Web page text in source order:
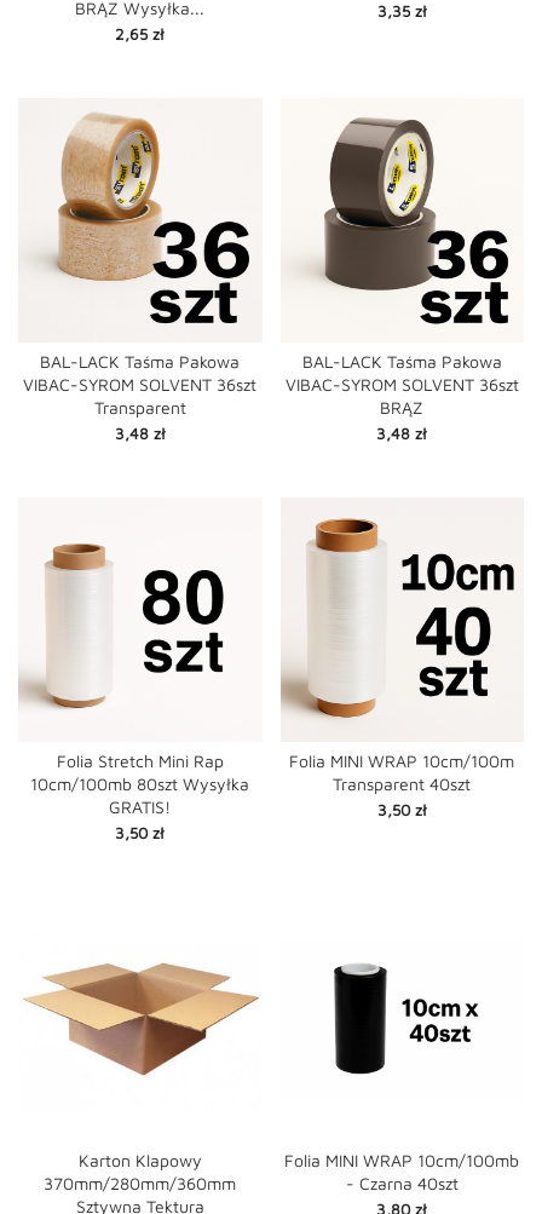
BRĄZ Wysyłka...
Cena
2,65 zł
Cena
3,35 zł
BAL-LACK Taśma Pakowa
VIBAC-SYROM SOLVENT 36szt
Transparent
Cena
3,48 zł
BAL-LACK Taśma Pakowa
VIBAC-SYROM SOLVENT 36szt
BRĄZ
Cena
3,48 zł
Folia Stretch Mini Rap
10cm/100mb 80szt Wysyłka
GRATIS!
Cena
3,50 zł
Folia MINI WRAP 10cm/100m
Transparent 40szt
Cena
3,50 zł
Karton Klapowy
370mm/280mm/360mm
Sztywna Tektura
Folia MINI WRAP 10cm/100mb
- Czarna 40szt
Cena
3,80 zł